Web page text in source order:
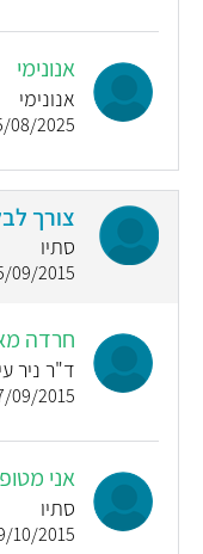
אנונימי
אנונימי
2025 | 22:21
צורך
סתיו
2015 | 04:59
חרדה
ד"ר ניר
2015 | 03:34
אני
סתיו
2015 | 05:04